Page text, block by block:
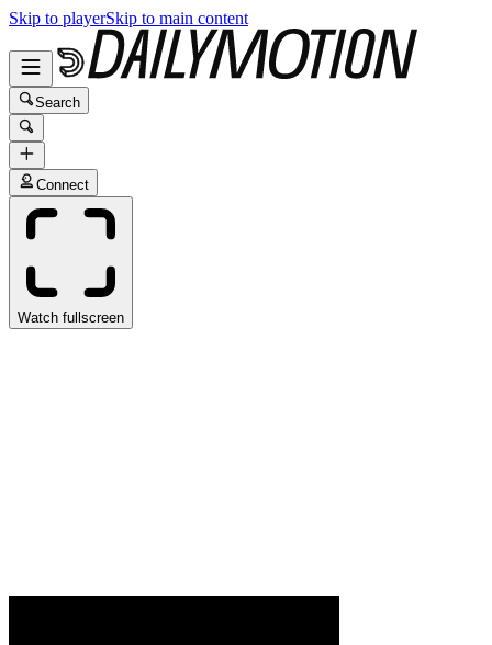
Skip to playerSkip to main content
Search
Connect
Watch fullscreen